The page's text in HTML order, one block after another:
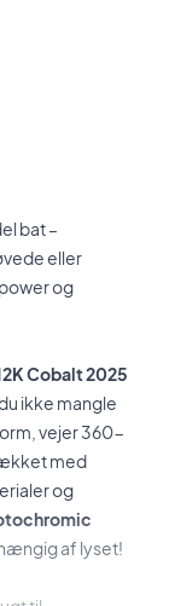
bat –
eller
og
Cobalt 2025
ikke mangle
vejer 360-
med
og
af lyset!